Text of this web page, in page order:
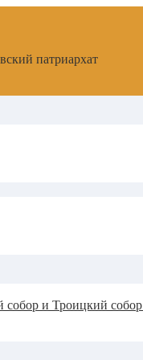
патриархат
и Троицкий собор